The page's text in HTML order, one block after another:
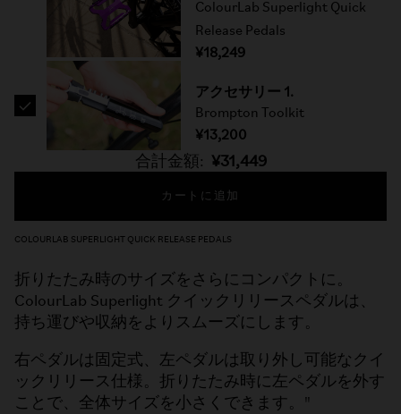
ColourLab Superlight Quick
Release Pedals
¥18,249
アクセサリー 1.
Brompton Toolkit
¥13,200
合計金額: ¥31,449
カートに追加
COLOURLAB SUPERLIGHT QUICK RELEASE PEDALS
折りたたみ時のサイズをさらにコンパクトに。
ColourLab Superlight クイックリリースペダルは、
持ち運びや収納をよりスムーズにします。
右ペダルは固定式、左ペダルは取り外し可能なクイ
ックリリース仕様。折りたたみ時に左ペダルを外す
ことで、全体サイズを小さくできます。"